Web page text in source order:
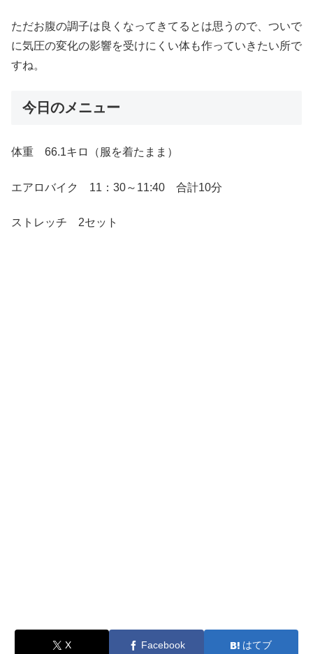
ただお腹の調子は良くなってきてるとは思うので、ついで
に気圧の変化の影響を受けにくい体も作っていきたい所で
すね。
今日のメニュー
体重 66.1キロ（服を着たまま）
エアロバイク 11：30～11:40 合計10分
ストレッチ 2セット
X Facebook はてブ